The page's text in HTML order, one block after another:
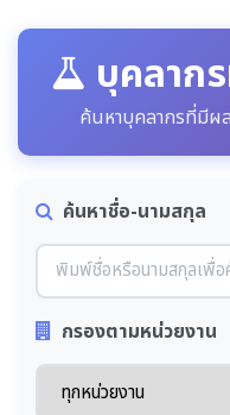
บุคลาก
ค้นหาบุคลากรที่มีผ
ค้นหาชื่อ-นามสกุล
กรองตามหน่วยงาน